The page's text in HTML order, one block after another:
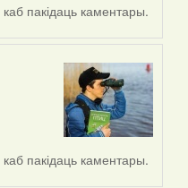
каб пакідаць каментары.
каб пакідаць каментары.